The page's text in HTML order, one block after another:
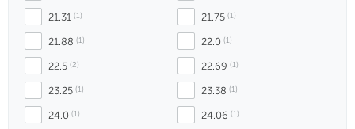
21.31 (1) 21.75 (1)
21.88 (1) 22.0 (1)
22.5 (2) 22.69 (1)
23.25 (1) 23.38 (1)
24.0 (1) 24.06 (1)